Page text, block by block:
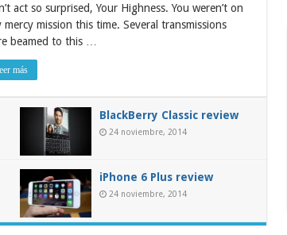
act so surprised, Your Highness. You weren’t on
mercy mission this time. Several transmissions
beamed to this …
más
BlackBerry Classic review
24 noviembre, 2014
iPhone 6 Plus review
24 noviembre, 2014